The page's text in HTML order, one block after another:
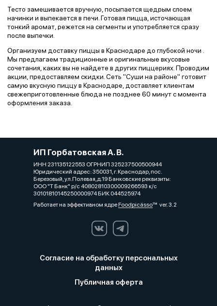
Тесто замешивается вручную, посыпается щедрым слоем
начинки и выпекается в печи. Готовая пицца, источающая
тонкий аромат, режется на сегменты и употребляется сразу
после выпечки.
Организуем доставку пиццы в Краснодаре до глубокой ночи .
Мы предлагаем традиционные и оригинальные вкусовые
сочетания, каких вы не найдете в других пиццериях. Проводим
акции, предоставляем скидки. Сеть "Суши на районе" готовит
самую вкусную пиццу в Краснодаре, доставляет клиентам
свежеприготовленные блюда не позднее 60 минут с момента
оформления заказа.
ИП Горбатовская А. В.
ИНН 231135122553 ОГРНИП 325237500500944
Юридический адрес: 350031, г. Краснодар, пос.
Березовый, ул.Полевая,д.19 Банковские реквизиты:
ООО "Т Банк" р/с 40802810300009266593 к/с
30101810145250000974 БИК 044525974
Работает на эффективном ядреFoodpicássover. 3.2
Согласие на обработку персональных
данных
Публичная оферта